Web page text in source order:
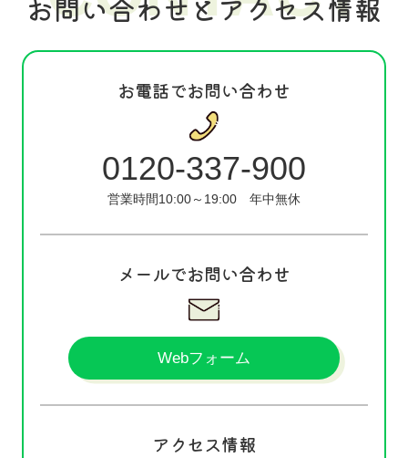
お問い合わせとアクセス情報
お電話でお問い合わせ
0120-337-900
営業時間10:00～19:00 年中無休
メールでお問い合わせ
Webフォーム
アクセス情報